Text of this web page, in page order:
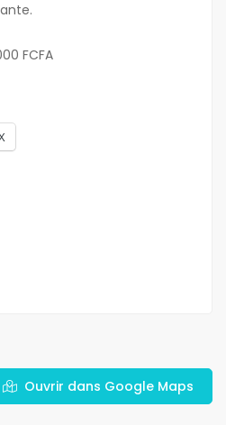
FCFA
Ouvrir dans Google Maps